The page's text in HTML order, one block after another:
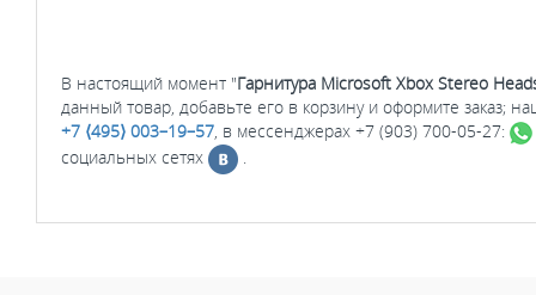
В настоящий момент "Гарнитура Microsoft Xbox Stereo
данный товар, добавьте его в корзину и оформите заказ;
+7 ⟨495⟩ 003–19–57, в мессенджерах +7 (903) 700-05-27:
социальных сетях
.